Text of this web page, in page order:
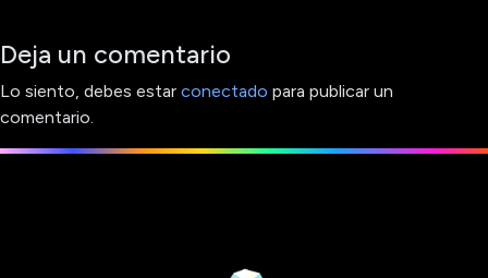
Deja un comentario
Lo siento, debes estar conectado para publicar un
comentario.